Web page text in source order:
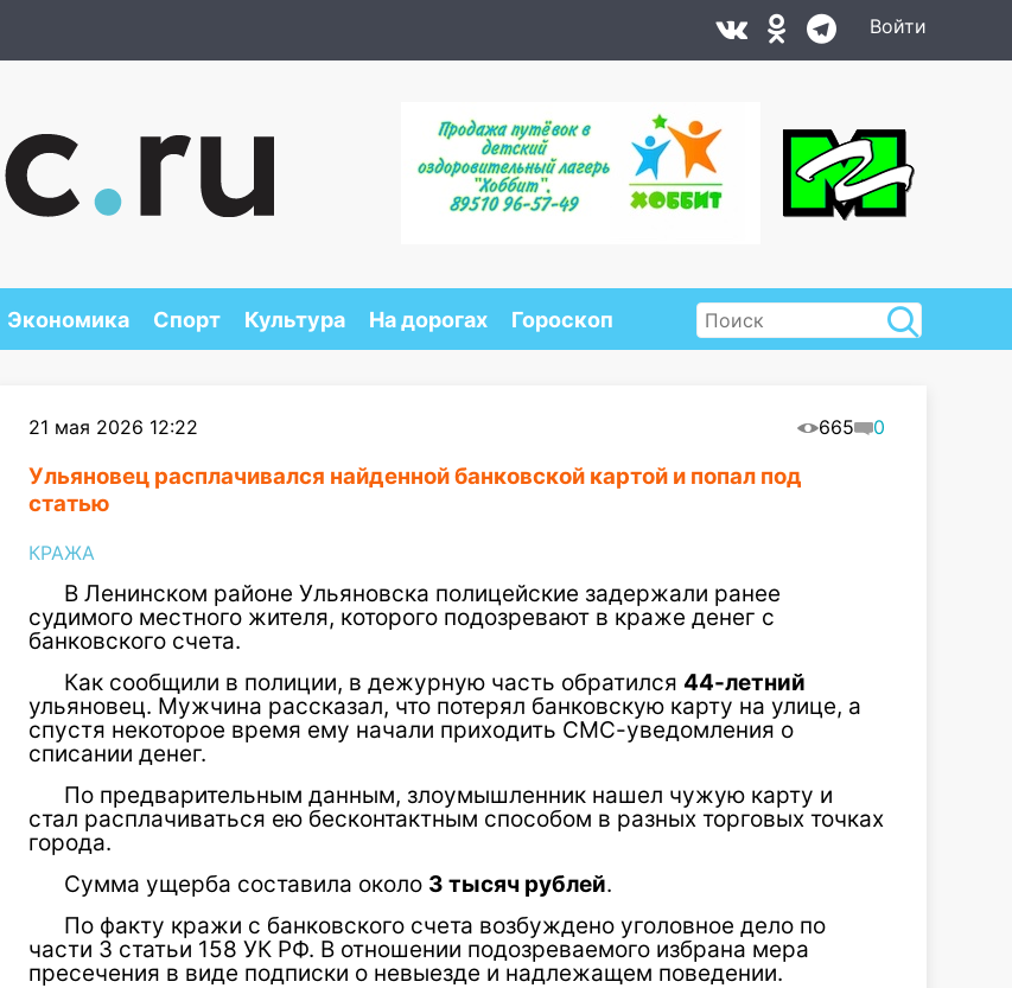
Войти
Экономика Спорт Культура На дорогах Гороскоп
21 мая 2026 12:22 665 0
Ульяновец расплачивался найденной банковской картой и попал под
статью
КРАЖА
В Ленинском районе Ульяновска полицейские задержали ранее
судимого местного жителя, которого подозревают в краже денег с
банковского счета.
Как сообщили в полиции, в дежурную часть обратился 44-летний
ульяновец. Мужчина рассказал, что потерял банковскую карту на улице, а
спустя некоторое время ему начали приходить СМС-уведомления о
списании денег.
По предварительным данным, злоумышленник нашел чужую карту и
стал расплачиваться ею бесконтактным способом в разных торговых точках
города.
Сумма ущерба составила около 3 тысяч рублей.
По факту кражи с банковского счета возбуждено уголовное дело по
части 3 статьи 158 УК РФ. В отношении подозреваемого избрана мера
пресечения в виде подписки о невыезде и надлежащем поведении.